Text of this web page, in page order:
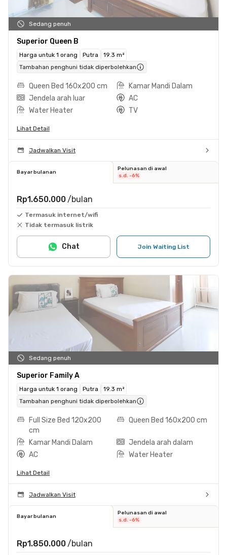
Sedang penuh
Superior Queen B
Harga untuk 1 orang Putra
19.3 m²
Tambahan penghuni tidak diperbolehkan
Queen Bed 160x200 cm
Kamar Mandi Dalam
Jendela arah luar
AC
Water Heater
TV
Lihat Detail
Jadwalkan Visit
Bayar bulanan
Pelunasan di awal
s.d. -6%
Rp1.650.000 /bulan
Termasuk internet/wifi
Tidak termasuk listrik
Join Waiting List
Chat
Sedang penuh
Superior Family A
Harga untuk 1 orang Putra
19.3 m²
Tambahan penghuni tidak diperbolehkan
Full Size Bed 120x200
cm
Queen Bed 160x200 cm
Kamar Mandi Dalam
Jendela arah dalam
AC
Water Heater
Lihat Detail
Jadwalkan Visit
Bayar bulanan
Pelunasan di awal
s.d. -6%
Rp1.850.000 /bulan